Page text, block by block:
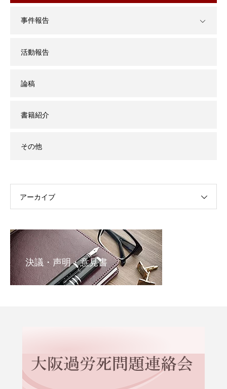
事件報告
活動報告
論稿
書籍紹介
その他
アーカイブ
決議・声明・意見書